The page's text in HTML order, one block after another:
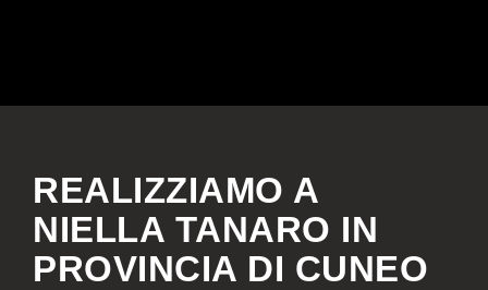
REALIZZIAMO A
NIELLA TANARO IN
PROVINCIA DI CUNEO